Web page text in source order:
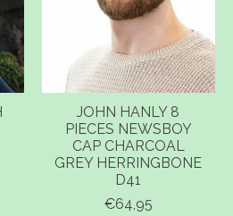
JOHN HANLY 8
PIECES NEWSBOY
CAP CHARCOAL
GREY HERRINGBONE
D41
€64,95